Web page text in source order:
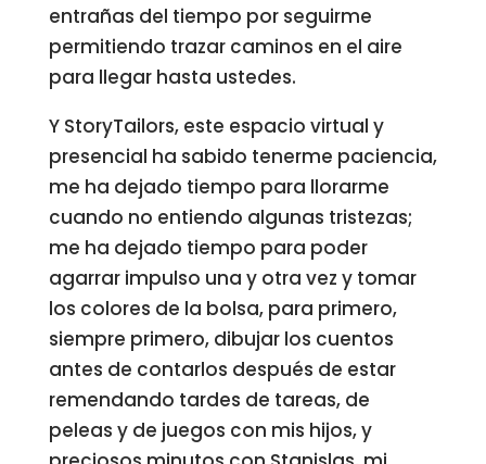
entrañas del tiempo por seguirme
permitiendo trazar caminos en el aire
para llegar hasta ustedes.
Y StoryTailors, este espacio virtual y
presencial ha sabido tenerme paciencia,
me ha dejado tiempo para llorarme
cuando no entiendo algunas tristezas;
me ha dejado tiempo para poder
agarrar impulso una y otra vez y tomar
los colores de la bolsa, para primero,
siempre primero, dibujar los cuentos
antes de contarlos después de estar
remendando tardes de tareas, de
peleas y de juegos con mis hijos, y